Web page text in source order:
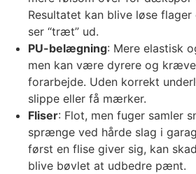
Resultatet kan blive løse
ser “træt” ud.
PU-belægning: Mere elastisk
men kan være dyrere og
forarbejde. Uden korrekt
slippe eller få mærker.
Fliser: Flot, men fuger samler
sprænge ved hårde slag i
først en flise giver sig, kan
blive bøvlet at udbedre pænt.